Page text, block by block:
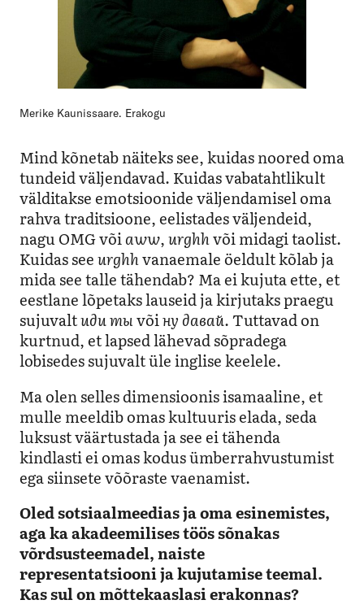
Merike Kaunissaare. Erakogu
Mind kõnetab näiteks see, kuidas noored oma
tundeid väljendavad. Kuidas vabatahtlikult
välditakse emotsioonide väljendamisel oma
rahva traditsioone, eelistades väljendeid,
nagu OMG võiaww,urghhvõi midagi taolist.
Kuidas seeurghhvanaemale öeldult kõlab ja
mida see talle tähendab? Ma ei kujuta ette, et
eestlane lõpetaks lauseid ja kirjutaks praegu
sujuvaltиди тыvõiну давай. Tuttavad on
kurtnud, et lapsed lähevad sõpradega
lobisedes sujuvalt üle inglise keelele.
Ma olen selles dimensioonis isamaaline, et
mulle meeldib omas kultuuris elada, seda
luksust väärtustada ja see ei tähenda
kindlasti ei omas kodus ümberrahvustumist
ega siinsete võõraste vaenamist.
Oled sotsiaalmeedias ja oma esinemistes,
aga ka akadeemilises töös sõnakas
võrdsusteemadel, naiste
representatsiooni ja kujutamise teemal.
Kas sul on mõttekaaslasi erakonnas?